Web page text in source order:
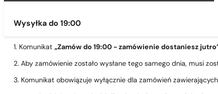
Wysyłka do 19:00
1. Komunikat „Zamów do 19:00 - zamówienie dostaniesz
2. Aby zamówienie zostało wysłane tego samego dnia, musi
3. Komunikat obowiązuje wyłącznie dla zamówień